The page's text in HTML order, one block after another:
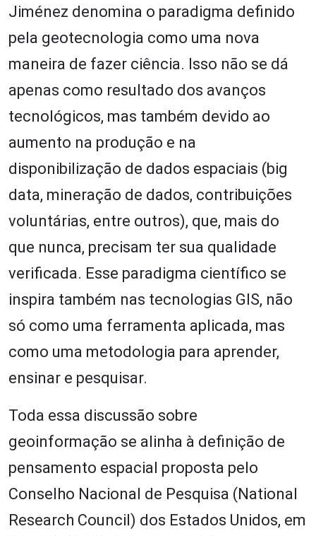
Jiménez denomina o paradigma definido
pela geotecnologia como uma nova
maneira de fazer ciência. Isso não se dá
apenas como resultado dos avanços
tecnológicos, mas também devido ao
aumento na produção e na
disponibilização de dados espaciais (big
data, mineração de dados, contribuições
voluntárias, entre outros), que, mais do
que nunca, precisam ter sua qualidade
verificada. Esse paradigma científico se
inspira também nas tecnologias GIS, não
só como uma ferramenta aplicada, mas
como uma metodologia para aprender,
ensinar e pesquisar.
Toda essa discussão sobre
geoinformação se alinha à definição de
pensamento espacial proposta pelo
Conselho Nacional de Pesquisa (National
Research Council) dos Estados Unidos, em